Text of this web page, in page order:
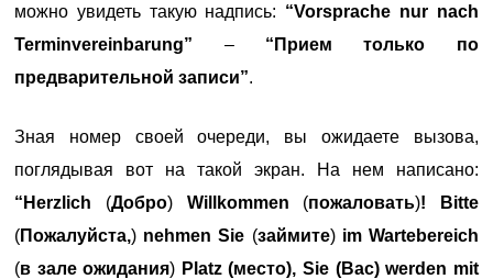
можно увидеть такую надпись: “Vorsprache nur nach
Terminvereinbarung” – “Прием только по
предварительной записи”.
Зная номер своей очереди, вы ожидаете вызова,
поглядывая вот на такой экран. На нем написано:
“Herzlich (Добро) Willkommen (пожаловать)! Bitte
(Пожалуйста,) nehmen Sie (займите)im Wartebereich
(в зале ожидания) Platz (место), Sie (Вас) werden mit